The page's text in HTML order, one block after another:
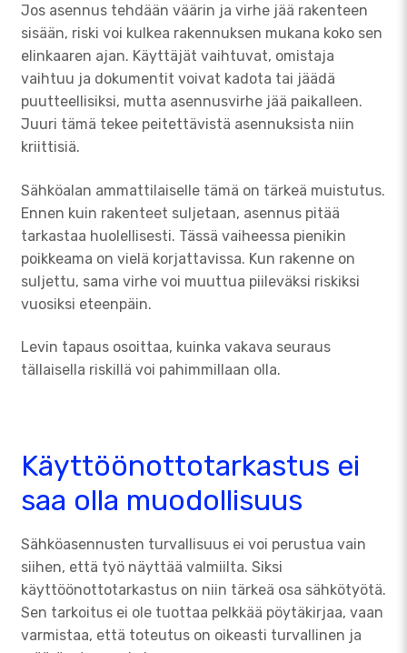
Jos asennus tehdään väärin ja virhe jää rakenteen
sisään, riski voi kulkea rakennuksen mukana koko sen
elinkaaren ajan. Käyttäjät vaihtuvat, omistaja
vaihtuu ja dokumentit voivat kadota tai jäädä
puutteellisiksi, mutta asennusvirhe jää paikalleen.
Juuri tämä tekee peitettävistä asennuksista niin
kriittisiä.
Sähköalan ammattilaiselle tämä on tärkeä muistutus.
Ennen kuin rakenteet suljetaan, asennus pitää
tarkastaa huolellisesti. Tässä vaiheessa pienikin
poikkeama on vielä korjattavissa. Kun rakenne on
suljettu, sama virhe voi muuttua piileväksi riskiksi
vuosiksi eteenpäin.
Levin tapaus osoittaa, kuinka vakava seuraus
tällaisella riskillä voi pahimmillaan olla.
Käyttöönottotarkastus ei
saa olla muodollisuus
Sähköasennusten turvallisuus ei voi perustua vain
siihen, että työ näyttää valmiilta. Siksi
käyttöönottotarkastus on niin tärkeä osa sähkötyötä.
Sen tarkoitus ei ole tuottaa pelkkää pöytäkirjaa, vaan
varmistaa, että toteutus on oikeasti turvallinen ja